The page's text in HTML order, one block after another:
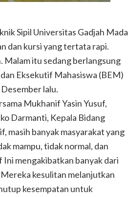
Sipil Universitas Gadjah Mada
dan kursi yang tertata rapi.
Malam itu sedang berlangsung
Eksekutif Mahasiswa (BEM)
lalu.
Mukhanif Yasin Yusuf,
Darmanti, Kepala Bidang
masih banyak masyarakat yang
mampu, tidak normal, dan
Ini mengakibatkan banyak dari
kesulitan melanjutkan
kesempatan untuk